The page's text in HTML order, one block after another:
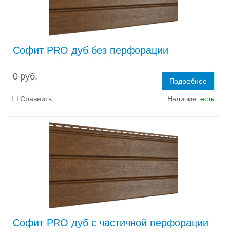
Софит PRO дуб без перфорации
0 руб. Подробнее
Сравнить Наличие: есть
Софит PRO дуб с частичной перфорации